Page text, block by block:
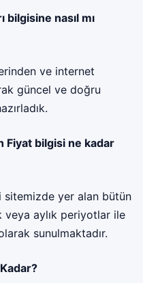
bilgisine nasıl mı
ve internet
güncel ve doğru
Fiyat bilgisi ne kadar
yer alan bütün
veya aylık periyotlar ile
sunulmaktadır.